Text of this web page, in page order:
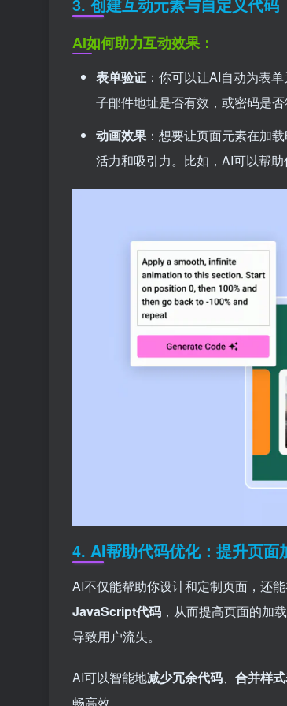
AI如何助力互动效果：
表单验证 ：你可以让AI自动为表
子邮件地址是否有效，或密码是否
动画效果 ：想要让页面元素在加
活力和吸引力。比如，AI可以帮
4. AI帮助代码优化：提升页面
AI不仅能帮助你设计和定制页面，还
JavaScript代码 ，从而提高页面的加
导致用户流失。
AI可以智能地减少冗余代码、 合并样
畅高效。